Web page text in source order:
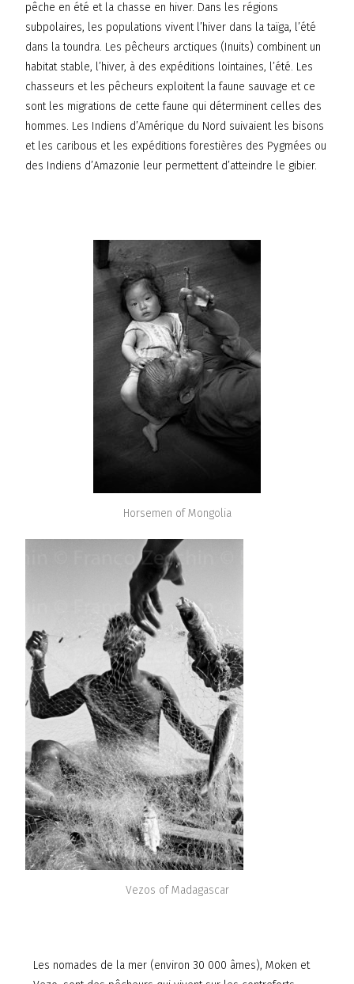
pêche en été et la chasse en hiver. Dans les régions
subpolaires, les populations vivent l’hiver dans la taïga, l’été
dans la toundra. Les pêcheurs arctiques (Inuits) combinent un
habitat stable, l’hiver, à des expéditions lointaines, l’été. Les
chasseurs et les pêcheurs exploitent la faune sauvage et ce
sont les migrations de cette faune qui déterminent celles des
hommes. Les Indiens d’Amérique du Nord suivaient les bisons
et les caribous et les expéditions forestières des Pygmées ou
des Indiens d’Amazonie leur permettent d’atteindre le gibier.
Horsemen of Mongolia
Vezos of Madagascar
Les nomades de la mer (environ 30 000 âmes), Moken et